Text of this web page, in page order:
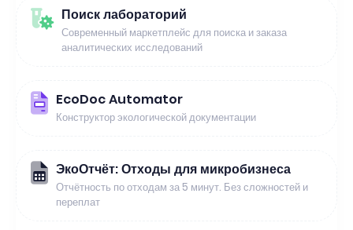
Поиск лабораторий
Современный маркетплейс для поиска и заказа
аналитических исследований
EcoDoc Automator
Конструктор экологической документации
ЭкоОтчёт: Отходы для микробизнеса
Отчётность по отходам за 5 минут. Без сложностей и
переплат